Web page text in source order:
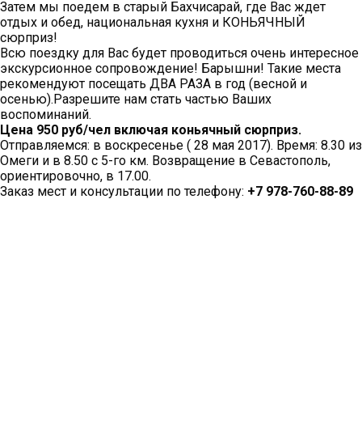
Затем мы поедем в старый Бахчисарай, где Вас ждет
отдых и обед, национальная кухня и КОНЬЯЧНЫЙ
сюрприз!
Всю поездку для Вас будет проводиться очень интересное
экскурсионное сопровождение! Барышни! Такие места
рекомендуют посещать ДВА РАЗА в год (весной и
осенью).Разрешите нам стать частью Ваших
воспоминаний.
Цена 950 руб/чел включая коньячный сюрприз.
Отправляемся: в воскресенье ( 28 мая 2017). Время: 8.30 из
Омеги и в 8.50 с 5-го км. Возвращение в Севастополь,
ориентировочно, в 17.00.
Заказ мест и консультации по телефону: +7 978-760-88-89